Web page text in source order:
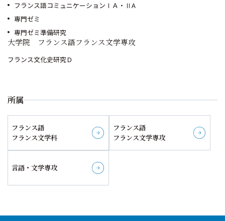
フランス語コミュニケーションⅠＡ・ⅡA
専門ゼミ
専門ゼミ準備研究
大学院 フランス語フランス文学専攻
フランス文化史研究Ｄ
所属
フランス語
フランス文学科
フランス語
フランス文学専攻詳しく見る
言語・文学専攻詳しく見る